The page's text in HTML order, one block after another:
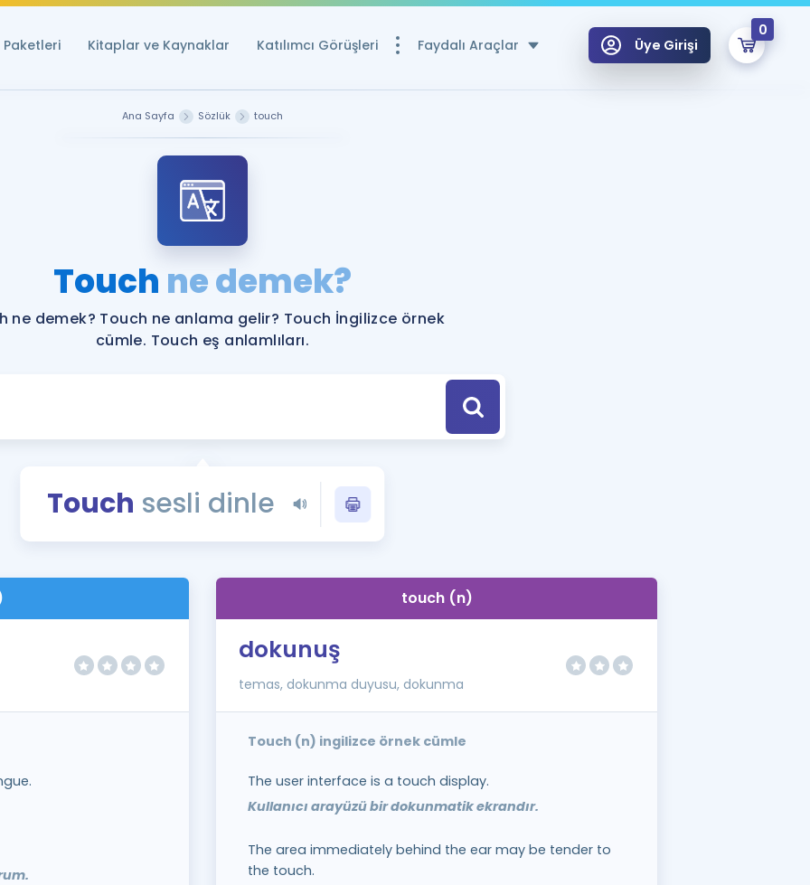
Paketleri Kitaplar ve Kaynaklar Katılımcı Görüşleri Faydalı Araçlar
YDS ve YÖKDİL Puan Hesaplama Aracı
Rehberlik Aracı
YDS ve YÖKDİL'e Hazırlananlar için Öneriler
Tüm ÖSYM Sınavları Tek Takvimde
YDS - YÖKDİL Tüm Sınavlarla İlgili Haberler
İngilizce Gramer
Üye Girişi
0
Ana Sayfa Sözlük touch
Touch ne demek?
ne demek? Touch ne anlama gelir? Touch İngilizce örnek
cümle. Touch eş anlamlıları.
Touch sesli dinle
touch (n)
dokunuş
temas, dokunma duyusu, dokunma
Touch (n) ingilizce örnek cümle
The user interface is a touch display.
Kullanıcı arayüzü bir dokunmatik ekrandır.
The area immediately behind the ear may be tender to
the touch.